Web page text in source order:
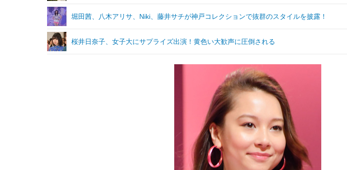
堀田茜、八木アリサ、Niki、藤井サチが神戸コレクションで抜群のスタイルを披露！
桜井日奈子、女子大にサプライズ出演！黄色い大歓声に圧倒される